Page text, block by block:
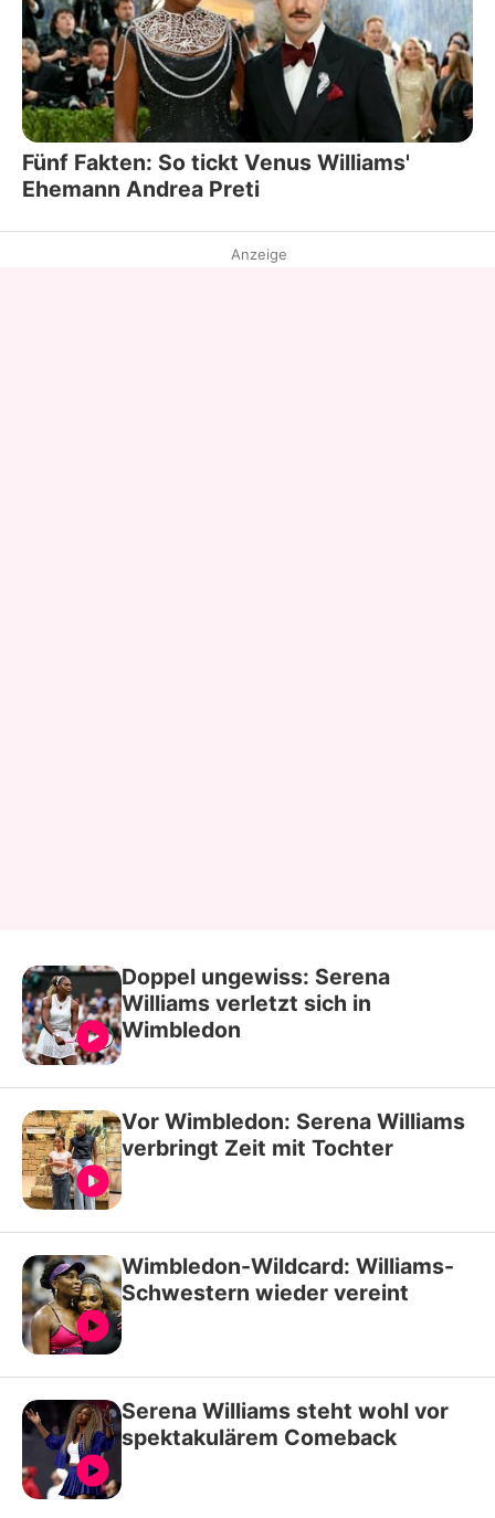
Fünf Fakten: So tickt Venus Williams'
Ehemann Andrea Preti
Anzeige
Doppel ungewiss: Serena
Williams verletzt sich in
Wimbledon
Vor Wimbledon: Serena Williams
verbringt Zeit mit Tochter
Wimbledon-Wildcard: Williams-
Schwestern wieder vereint
Serena Williams steht wohl vor
spektakulärem Comeback